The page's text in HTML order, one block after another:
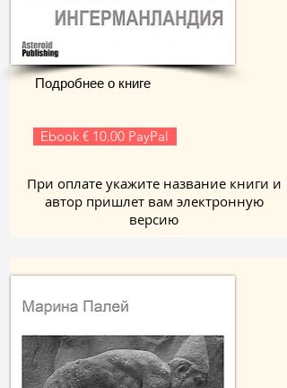
Подробнее о книге
Ebook € 10.00 PayPal
При оплате укажите название книги и
автор пришлет вам электронную
версию